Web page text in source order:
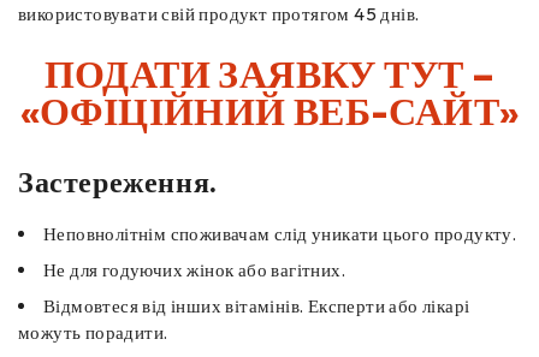
використовувати свій продукт протягом 45 днів.
ПОДАТИ ЗАЯВКУ ТУТ –
«ОФІЦІЙНИЙ ВЕБ-САЙТ»
Застереження.
Неповнолітнім споживачам слід уникати цього продукту.
Не для годуючих жінок або вагітних.
Відмовтеся від інших вітамінів. Експерти або лікарі
можуть порадити.